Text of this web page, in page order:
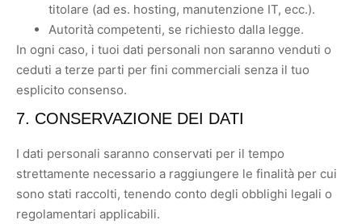
titolare (ad es. hosting, manutenzione IT, ecc.).
Autorità competenti, se richiesto dalla legge.
In ogni caso, i tuoi dati personali non saranno venduti o
ceduti a terze parti per fini commerciali senza il tuo
esplicito consenso.
7. CONSERVAZIONE DEI DATI
I dati personali saranno conservati per il tempo
strettamente necessario a raggiungere le finalità per cui
sono stati raccolti, tenendo conto degli obblighi legali o
regolamentari applicabili.